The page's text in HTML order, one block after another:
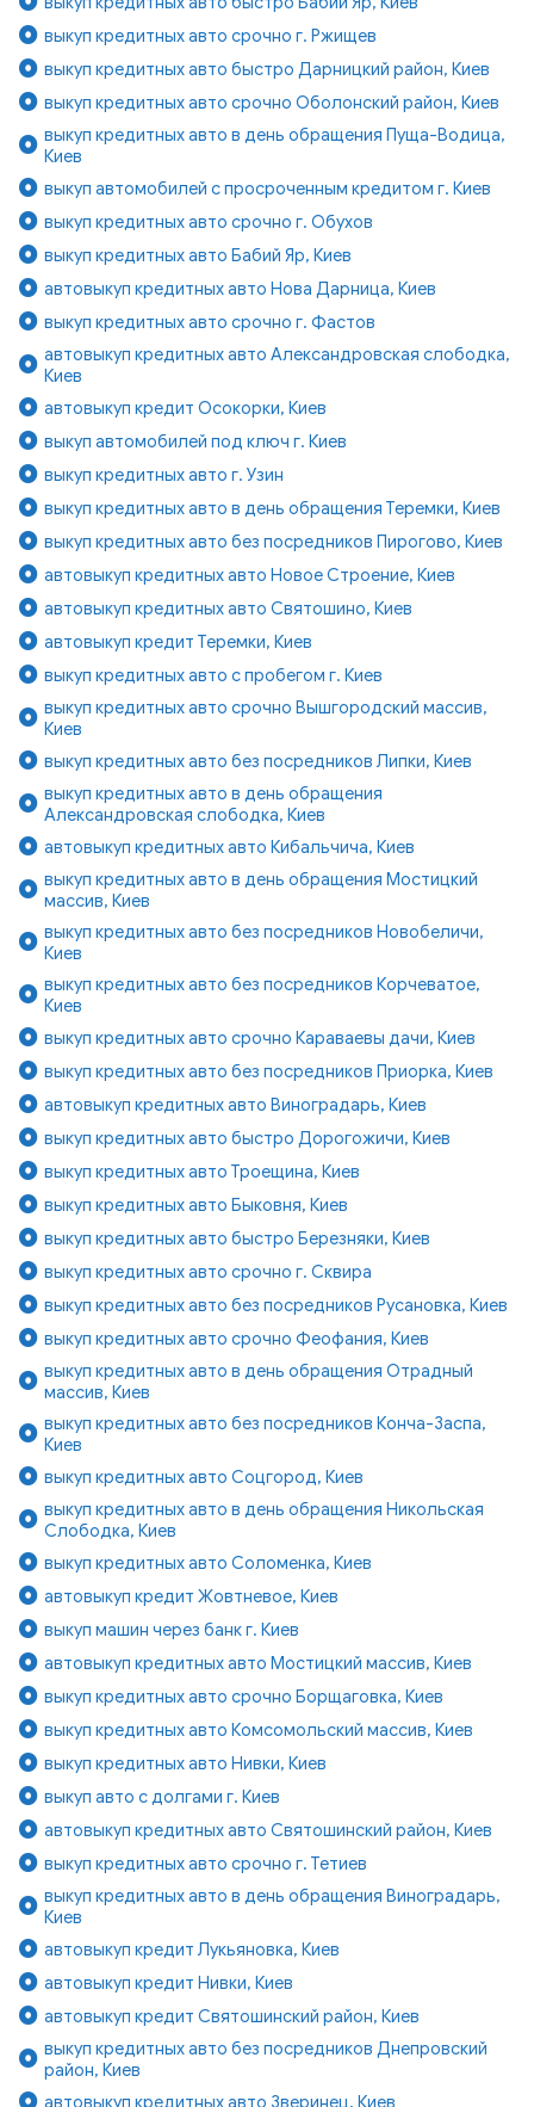
выкуп кредитных авто срочно г. Ржищев
выкуп кредитных авто быстро Дарницкий район, Киев
выкуп кредитных авто срочно Оболонский район, Киев
выкуп кредитных авто в день обращения Пуща-Водица,
Киев
выкуп автомобилей с просроченным кредитом г. Киев
выкуп кредитных авто срочно г. Обухов
выкуп кредитных авто Бабий Яр, Киев
автовыкуп кредитных авто Нова Дарница, Киев
выкуп кредитных авто срочно г. Фастов
автовыкуп кредитных авто Александровская слободка,
Киев
автовыкуп кредит Осокорки, Киев
выкуп автомобилей под ключ г. Киев
выкуп кредитных авто г. Узин
выкуп кредитных авто в день обращения Теремки, Киев
выкуп кредитных авто без посредников Пирогово, Киев
автовыкуп кредитных авто Новое Строение, Киев
автовыкуп кредитных авто Святошино, Киев
автовыкуп кредит Теремки, Киев
выкуп кредитных авто с пробегом г. Киев
выкуп кредитных авто срочно Вышгородский массив,
Киев
выкуп кредитных авто без посредников Липки, Киев
выкуп кредитных авто в день обращения
Александровская слободка, Киев
автовыкуп кредитных авто Кибальчича, Киев
выкуп кредитных авто в день обращения Мостицкий
массив, Киев
выкуп кредитных авто без посредников Новобеличи,
Киев
выкуп кредитных авто без посредников Корчеватое,
Киев
выкуп кредитных авто срочно Караваевы дачи, Киев
выкуп кредитных авто без посредников Приорка, Киев
автовыкуп кредитных авто Виноградарь, Киев
выкуп кредитных авто быстро Дорогожичи, Киев
выкуп кредитных авто Троещина, Киев
выкуп кредитных авто Быковня, Киев
выкуп кредитных авто быстро Березняки, Киев
выкуп кредитных авто срочно г. Сквира
выкуп кредитных авто без посредников Русановка, Киев
выкуп кредитных авто срочно Феофания, Киев
выкуп кредитных авто в день обращения Отрадный
массив, Киев
выкуп кредитных авто без посредников Конча-Заспа,
Киев
выкуп кредитных авто Соцгород, Киев
выкуп кредитных авто в день обращения Никольская
Слободка, Киев
выкуп кредитных авто Соломенка, Киев
автовыкуп кредит Жовтневое, Киев
выкуп машин через банк г. Киев
автовыкуп кредитных авто Мостицкий массив, Киев
выкуп кредитных авто срочно Борщаговка, Киев
выкуп кредитных авто Комсомольский массив, Киев
выкуп кредитных авто Нивки, Киев
выкуп авто с долгами г. Киев
автовыкуп кредитных авто Святошинский район, Киев
выкуп кредитных авто срочно г. Тетиев
выкуп кредитных авто в день обращения Виноградарь,
Киев
автовыкуп кредит Лукьяновка, Киев
автовыкуп кредит Нивки, Киев
автовыкуп кредит Святошинский район, Киев
выкуп кредитных авто без посредников Днепровский
район, Киев
автовыкуп кредитных авто Зверинец, Киев